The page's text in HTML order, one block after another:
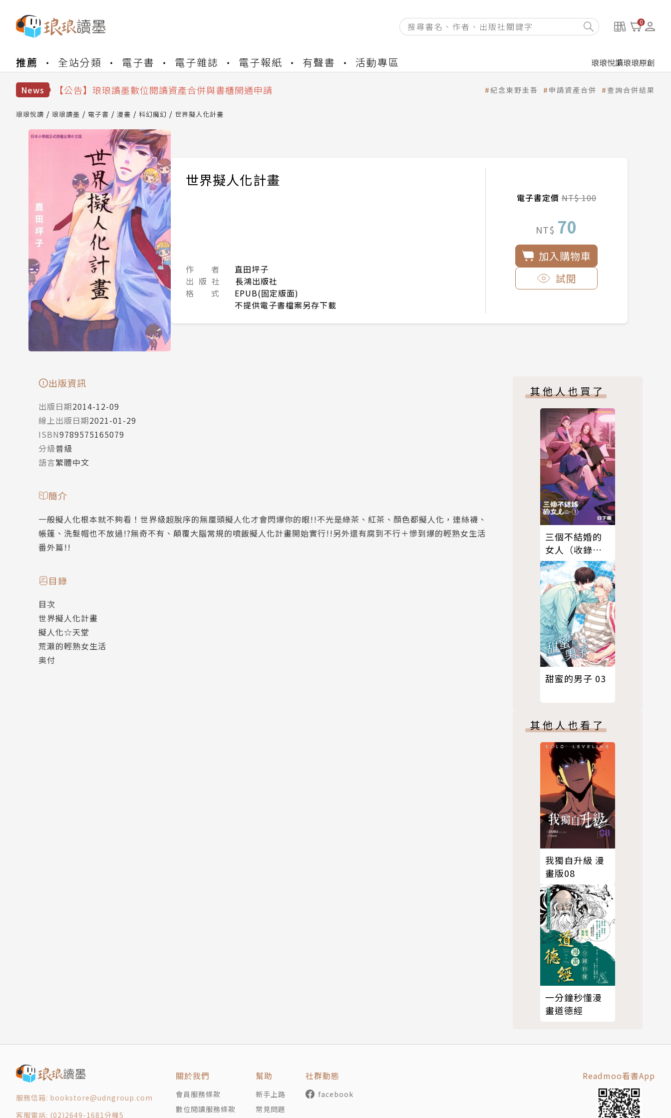
0
推薦 全站分類 電子書 電子雜誌 電子報紙 有聲書 活動專區 琅琅悅讀琅琅原創
News
【公告】因 Readmoo 讀墨系統維護中，本站同步暫停部分閱讀服務
【公告】琅琅讀墨書櫃開通常見問題
【公告】琅琅書店服務升級重要說明及資產合併結果查詢
【公告】因 Readmoo 讀墨系統維護中，本站同步暫停部分閱讀服務
紀念東野圭吾 申請資產合併 查詢合併結果
琅琅悅讀 琅琅讀墨 電子書 漫畫 科幻魔幻 世界擬人化計畫
世界擬人化計畫
作 者
直田坪子
出 版 社
長鴻出版社
格 式
EPUB(固定版面)
不提供電子書檔案另存下載
電子書定價NT$ 100
NT$ 70
加入購物車
試閱
出版資訊
出版日期2014-12-09
線上出版日期2021-01-29
ISBN9789575165079
分級普級
語言繁體中文
簡介
一般擬人化根本就不夠看！世界級超脫序的無厘頭擬人化才會閃爆你的眼!!不光是綠茶、紅茶、顏色都擬人化，連絲襪、
帳篷、洗髮帽也不放過!?無奇不有、顛覆大腦常規的噴飯擬人化計畫開始實行!!另外還有腐到不行＋慘到爆的輕熟女生活
番外篇!!
目錄
目次
世界擬人化計畫
擬人化☆天堂
荒瀬的輕熟女生活
奥付
其他人也買了
三個不結婚的
女人（收錄全
新彩頁X首次公
開番外篇）
甜蜜的男子 03
其他人也看了
我獨自升級 漫
畫版08
一分鐘秒懂漫
畫道德經
服務信箱: bookstore@udngroup.com
客服電話: (02)2649-1681分機5
關於我們
會員服務條款
數位閱讀服務條款
幫助
新手上路
常見問題
社群動態
facebook
Readmoo看書App